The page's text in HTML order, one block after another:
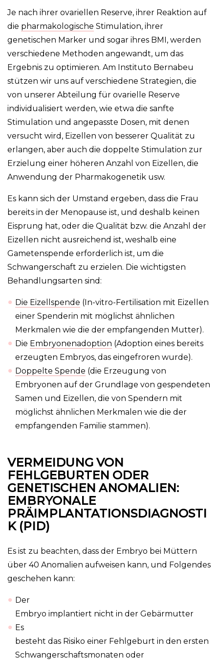
Je nach ihrer ovariellen Reserve, ihrer Reaktion auf
die pharmakologische Stimulation, ihrer
genetischen Marker und sogar ihres BMI, werden
verschiedene Methoden angewandt, um das
Ergebnis zu optimieren. Am Instituto Bernabeu
stützen wir uns auf verschiedene Strategien, die
von unserer Abteilung für ovarielle Reserve
individualisiert werden, wie etwa die sanfte
Stimulation und angepasste Dosen, mit denen
versucht wird, Eizellen von besserer Qualität zu
erlangen, aber auch die doppelte Stimulation zur
Erzielung einer höheren Anzahl von Eizellen, die
Anwendung der Pharmakogenetik usw.
Es kann sich der Umstand ergeben, dass die Frau
bereits in der Menopause ist, und deshalb keinen
Eisprung hat, oder die Qualität bzw. die Anzahl der
Eizellen nicht ausreichend ist, weshalb eine
Gametenspende erforderlich ist, um die
Schwangerschaft zu erzielen. Die wichtigsten
Behandlungsarten sind:
Die Eizellspende (In-vitro-Fertilisation mit Eizellen
einer Spenderin mit möglichst ähnlichen
Merkmalen wie die der empfangenden Mutter).
Die Embryonenadoption (Adoption eines bereits
erzeugten Embryos, das eingefroren wurde).
Doppelte Spende (die Erzeugung von
Embryonen auf der Grundlage von gespendeten
Samen und Eizellen, die von Spendern mit
möglichst ähnlichen Merkmalen wie die der
empfangenden Familie stammen).
VERMEIDUNG VON
FEHLGEBURTEN ODER
GENETISCHEN ANOMALIEN:
EMBRYONALE
PRÄIMPLANTATIONSDIAGNOSTI
K (PID)
Es ist zu beachten, dass der Embryo bei Müttern
über 40 Anomalien aufweisen kann, und Folgendes
geschehen kann:
Der
Embryo implantiert nicht in der Gebärmutter
Es
besteht das Risiko einer Fehlgeburt in den ersten
Schwangerschaftsmonaten oder